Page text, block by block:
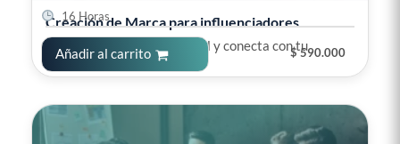
Creación de Marca para influenciadores
Construye tu marca personal y conecta con tu
audiencia.
16 Horas
Añadir al carrito $590.000